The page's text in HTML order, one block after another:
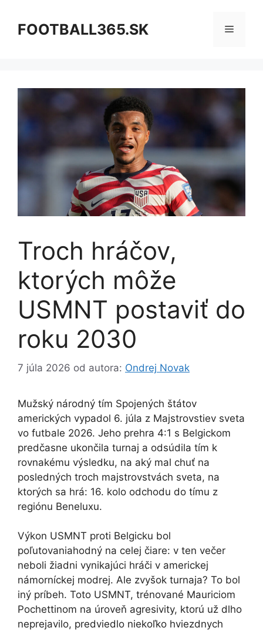
obsahFOOTBALL365.SK Menu
Troch hráčov,
ktorých môže
USMNT postaviť do
roku 2030
7 júla 2026 od autora: Ondrej Novak
Mužský národný tím Spojených štátov
amerických vypadol 6. júla z Majstrovstiev sveta
vo futbale 2026. Jeho prehra 4:1 s Belgickom
predčasne ukončila turnaj a odsúdila tím k
rovnakému výsledku, na aký mal chuť na
posledných troch majstrovstvách sveta, na
ktorých sa hrá: 16. kolo odchodu do tímu z
regiónu Beneluxu.
Výkon USMNT proti Belgicku bol
poľutovaniahodný na celej čiare: v ten večer
neboli žiadni vynikajúci hráči v americkej
námorníckej modrej. Ale zvyšok turnaja? To bol
iný príbeh. Toto USMNT, trénované Mauriciom
Pochettinom na úroveň agresivity, ktorú už dlho
neprejavilo, predviedlo niekoľko hviezdnych